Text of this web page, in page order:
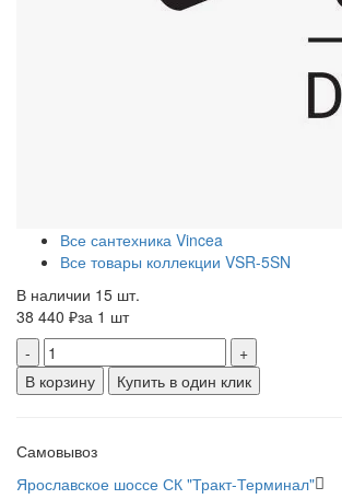
Все сантехника Vincea
Все товары коллекции VSR-5SN
В наличии 15 шт.
38 440 ₽за 1 шт
-
+
В корзину
Купить в один клик
Самовывоз
Ярославское шоссе СК "Тракт-Терминал"